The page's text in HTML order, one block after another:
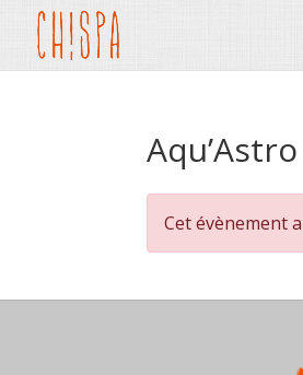
Cet évènement